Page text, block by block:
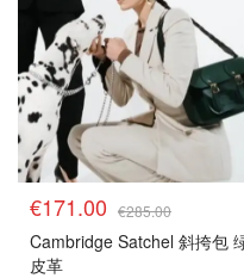
€171.00 €285.00
Cambridge Satchel 斜挎包
皮革